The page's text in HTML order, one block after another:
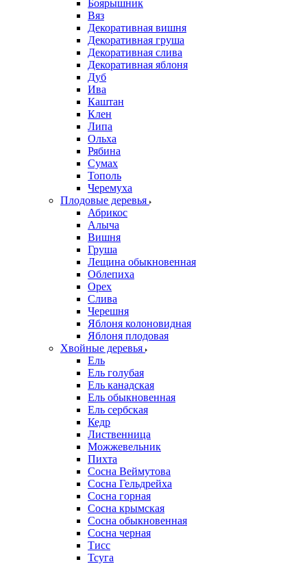
Боярышник
Вяз
Декоративная вишня
Декоративная груша
Декоративная слива
Декоративная яблоня
Дуб
Ива
Каштан
Клен
Липа
Ольха
Рябина
Сумах
Тополь
Черемуха
Плодовые деревья
Абрикос
Алыча
Вишня
Груша
Лещина обыкновенная
Облепиха
Орех
Слива
Черешня
Яблоня колоновидная
Яблоня плодовая
Хвойные деревья
Ель
Ель голубая
Ель канадская
Ель обыкновенная
Ель сербская
Кедр
Лиственница
Можжевельник
Пихта
Сосна Веймутова
Сосна Гельдрейха
Сосна горная
Сосна крымская
Сосна обыкновенная
Сосна черная
Тисс
Тсуга